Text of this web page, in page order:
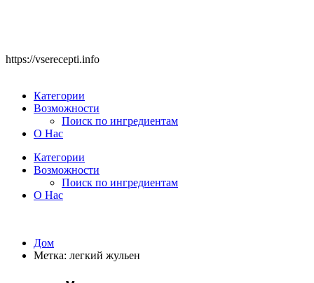
https://vserecepti.info
Категории
Возможности
Поиск по ингредиентам
О Нас
Категории
Возможности
Поиск по ингредиентам
О Нас
Дом
Метка: легкий жульен